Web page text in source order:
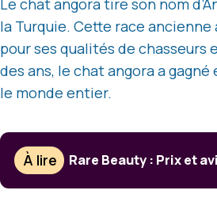
la Turquie. Cette race
pour ses qualités de chasseurs
des ans, le chat angora a
le monde entier.
À lire Rare Beauty : Prix et